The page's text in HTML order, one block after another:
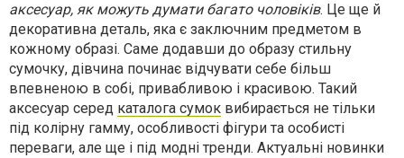
аксесуар, як можуть думати багато чоловіків. Це ще й
декоративна деталь, яка є заключним предметом в
кожному образі. Саме додавши до образу стильну
сумочку, дівчина починає відчувати себе більш
впевненою в собі, привабливою і красивою. Такий
аксесуар серед каталога сумок вибирається не тільки
під колірну гамму, особливості фігури та особисті
переваги, але ще і під модні тренди. Актуальні новинки